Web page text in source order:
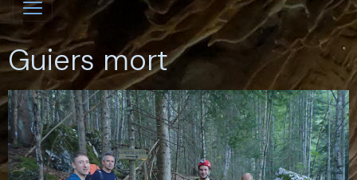
Guiers mort